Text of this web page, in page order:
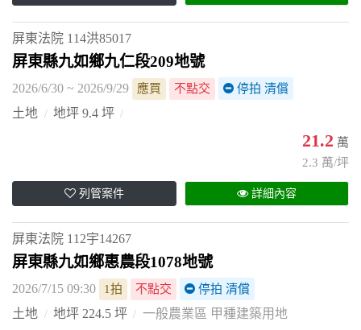
屏東法院 114洪85017
屏東縣九如鄉九仁段209地號
2026/6/30 ~ 2026/9/29 應買 不點交 停拍 清償
土地 地坪 9.4 坪
21.2 萬
2.3 萬/坪
列管案件 詳細內容
屏東法院 112宇14267
屏東縣九如鄉惠農段1078地號
2026/7/15 09:30 1拍 不點交 停拍 清償
土地 地坪 224.5 坪 一般農業區 甲種建築用地